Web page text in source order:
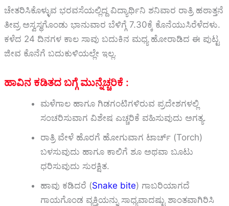
ಚೇತರಿಸಿಕೊಳ್ಳುವ ಭರವಸೆಯಲ್ಲಿದ್ದ ವಿದ್ಯಾರ್ಥಿನಿ ಶನಿವಾರ ರಾತ್ರಿ ಹಠಾತ್ತನೆ
ತೀವ್ರ ಅಸ್ವಸ್ಥಗೊಂಡು ಭಾನುವಾರ ಬೆಳಿಗ್ಗೆ 7.30ಕ್ಕೆ ಕೊನೆಯುಸಿರೆಳೆದಳು.
ಕಳೆದ 24 ದಿನಗಳ ಕಾಲ ಸಾವು ಬದುಕಿನ ಮಧ್ಯ ಹೋರಾಡಿದ ಈ ಪುಟ್ಟ
ಜೀವ ಕೊನೆಗೆ ಬದುಕುಳಿಯಲ್ಲೇ ಇಲ್ಲ.
ಹಾವಿನ ಕಡಿತದ ಬಗ್ಗೆ ಮುನ್ನೆಚ್ಚರಿಕೆ :
ಮಳೆಗಾಲ ಹಾಗೂ ಗಿಡಗಂಟಿಗಳಿರುವ ಪ್ರದೇಶಗಳಲ್ಲಿ
ಸಂಚರಿಸುವಾಗ ವಿಶೇಷ ಎಚ್ಚರಿಕೆ ವಹಿಸುವುದು ಅಗತ್ಯ.
ರಾತ್ರಿ ವೇಳೆ ಹೊರಗೆ ಹೋಗುವಾಗ ಟಾರ್ಚ್‌ (Torch)
ಬಳಸುವುದು ಹಾಗೂ ಕಾಲಿಗೆ ಶೂ ಅಥವಾ ಬೂಟು
ಧರಿಸುವುದು ಸುರಕ್ಷಿತ.
ಹಾವು ಕಡಿದರೆ (Snake bite) ಗಾಬರಿಯಾಗದೆ
ಗಾಯಗೊಂಡ ವ್ಯಕ್ತಿಯನ್ನು ಸಾಧ್ಯವಾದಷ್ಟು ಶಾಂತವಾಗಿರಿಸಿ